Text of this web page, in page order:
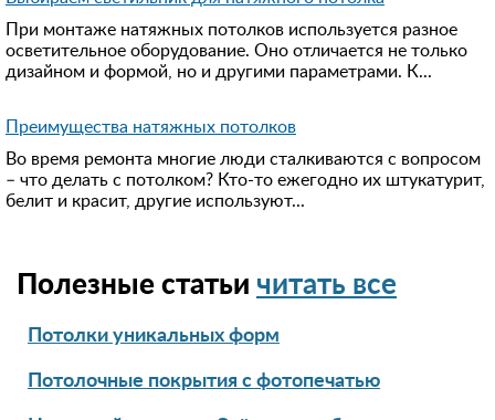
При монтаже натяжных потолков используется разное
осветительное оборудование. Оно отличается не только
дизайном и формой, но и другими параметрами. К...
Преимущества натяжных потолков
Во время ремонта многие люди сталкиваются с вопросом
– что делать с потолком? Кто-то ежегодно их штукатурит,
белит и красит, другие используют...
Полезные статьи читать все
Потолки уникальных форм
Потолочные покрытия с фотопечатью